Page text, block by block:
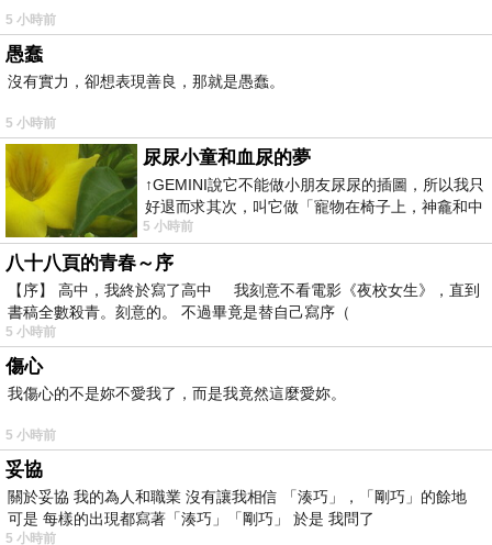
5 小時前
愚蠢
沒有實力，卻想表現善良，那就是愚蠢。
5 小時前
尿尿小童和血尿的夢
↑GEMINI說它不能做小朋友尿尿的插圖，所以我只
好退而求其次，叫它做「寵物在椅子上，神龕和中
年人臉孔」的畫了。 六月底
5 小時前
八十八頁的青春～序
【序】 高中，我終於寫了高中 我刻意不看電影《夜校女生》，直到
書稿全數殺青。刻意的。 不過畢竟是替自己寫序（
5 小時前
傷心
我傷心的不是妳不愛我了，而是我竟然這麼愛妳。
5 小時前
妥協
關於妥協 我的為人和職業 沒有讓我相信 「湊巧」，「剛巧」的餘地
可是 每樣的出現都寫著「湊巧」「剛巧」 於是 我問了
5 小時前